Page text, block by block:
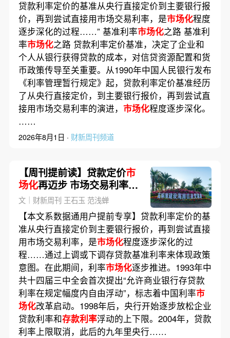
贷款利率定价的基准从央行直接定价到主要银行报
价，再到尝试直接用市场交易利率，是市场化程度
逐步深化的过程……” 基准利率市场化之路 基准利
率市场化之路 贷款利率定价基准，决定了企业和
个人从银行获得贷款的成本，对信贷资源配置和货
币政策传导至关重要。从1990年中国人民银行发布
《利率管理暂行规定》起，贷款利率定价基准经历
了从央行直接定价，到主要银行报价，再到尝试直
接用市场交易利率的演进， 市场化程度逐步深化。
……
2026年8月1日 · 财新周刊频道
【周刊提前读】贷款定价市
场化再迈步 市场交易利率新
“锚”如何运作？
文｜财新周刊 王石玉 范浅蝉
【本文系数据通用户提前专享】贷款利率定价的基
准从央行直接定价到主要银行报价，再到尝试直接
用市场交易利率，是市场化程度逐步深化的过
程……通过上调或下调存贷款基准利率来体现政策
意图。在此期间，利率市场化逐步推进。1993年中
共十四届三中全会首次提出“允许商业银行存贷款
利率在规定幅度内自由浮动”，标志着中国利率市
场化改革启动。1998年后，央行开始逐步放松企业
贷款利率和存款利率浮动的上下限。2004年，贷款
利率上限取消，此后的九年里央行……